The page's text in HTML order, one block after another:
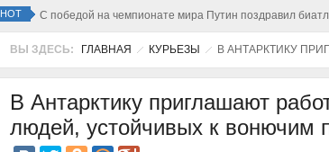
HOT С победой на чемпионате мира Путин поздравил
ВЫ ЗДЕСЬ: ГЛАВНАЯ КУРЬЕЗЫ В АНТАРКТИКУ
В Антарктику приглашают
людей, устойчивых к вонючим